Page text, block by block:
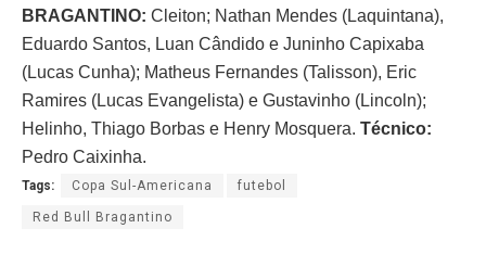
BRAGANTINO: Cleiton; Nathan Mendes (Laquintana),
Eduardo Santos, Luan Cândido e Juninho Capixaba
(Lucas Cunha); Matheus Fernandes (Talisson), Eric
Ramires (Lucas Evangelista) e Gustavinho (Lincoln);
Helinho, Thiago Borbas e Henry Mosquera. Técnico:
Pedro Caixinha.
Tags: Copa Sul-Americana futebol
Red Bull Bragantino